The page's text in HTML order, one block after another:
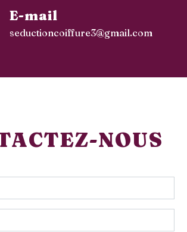
E-mail
seductioncoiffure3@gmail.com
NOUS